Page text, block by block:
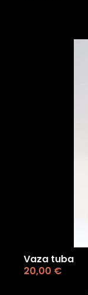
Vaza tuba
20,00 €